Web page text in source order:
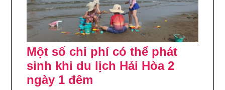
Một số chi phí có thể phát
sinh khi du lịch Hải Hòa 2
ngày 1 đêm